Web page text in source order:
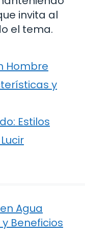
invita al
el tema.
Hombre
y
Estilos
Agua
Beneficios